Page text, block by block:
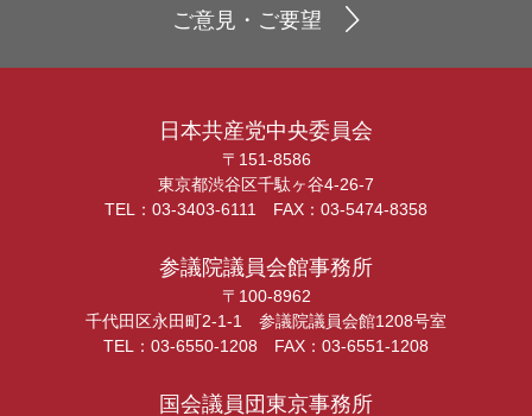
ご意見・ご要望
日本共産党中央委員会
〒151-8586
東京都渋谷区千駄ヶ谷4-26-7
TEL：03-3403-6111 FAX：03-5474-8358
参議院議員会館事務所
〒100-8962
千代田区永田町2-1-1 参議院議員会館1208号室
TEL：03-6550-1208 FAX：03-6551-1208
国会議員団東京事務所